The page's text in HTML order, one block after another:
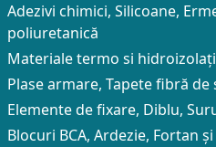
Adezivi chimici, Silicoane,
poliuretanică
Materiale termo si
Plase armare, Tapete fibră de
Elemente de fixare, Diblu,
Blocuri BCA, Ardezie, Fortan